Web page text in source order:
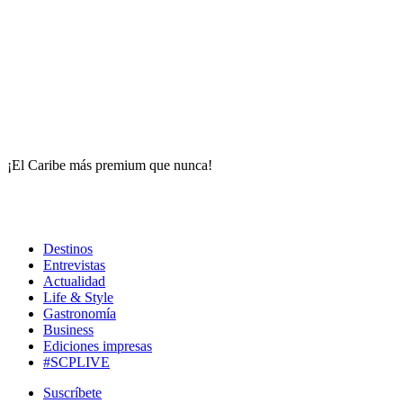
¡El Caribe más premium que nunca!
Destinos
Entrevistas
Actualidad
Life & Style
Gastronomía
Business
Ediciones impresas
#SCPLIVE
Suscríbete